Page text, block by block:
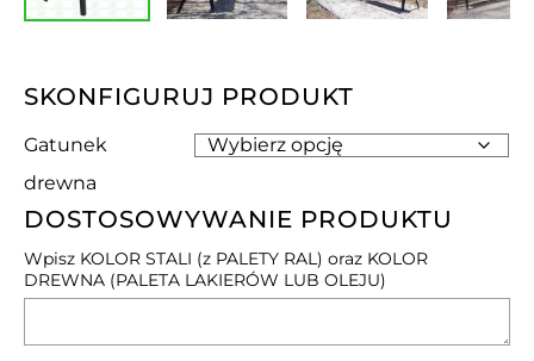
SKONFIGURUJ PRODUKT
Gatunek
drewna
DOSTOSOWYWANIE PRODUKTU
Wpisz KOLOR STALI (z PALETY RAL) oraz KOLOR
DREWNA (PALETA LAKIERÓW LUB OLEJU)